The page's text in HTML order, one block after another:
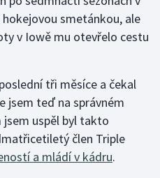
smetánkou, ale
v Iowě mu otevřelo cestu
tři měsíce a čekal
jsem teď na správném
uspěl byl takto
člen Triple
a mládí v kádru.